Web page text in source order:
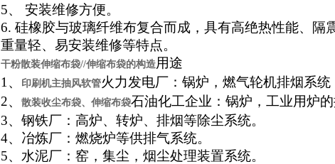
5、 安装维修方便。
6. 硅橡胶与玻璃纤维布复合而成，具有高绝热性能、隔
重量轻、易安装维修等特点。
干粉散装伸缩布袋//伸缩布袋的构造用途
1、
印刷机主抽风软管火力发电厂：锅炉，燃气轮机排烟系统
2、
散装收尘布袋、伸缩布袋石油化工企业：锅炉，工业用炉
3、钢铁厂：高炉、转炉、排烟等除尘系统。
4、冶炼厂：燃烧炉等供排气系统。
5、水泥厂：窑，集尘，烟尘处理装置系统。